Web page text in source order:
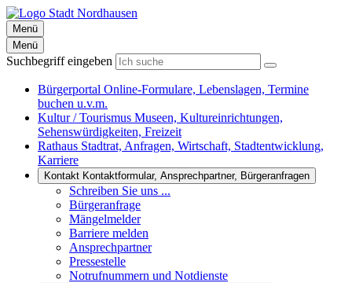
Menü
Menü
Suchbegriff eingeben
Bürgerportal Online-Formulare, Lebenslagen, Termine
buchen u.v.m.
Kultur / Tourismus Museen, Kultureinrichtungen,
Sehenswürdigkeiten, Freizeit
Rathaus Stadtrat, Anfragen, Wirtschaft, Stadtentwicklung,
Karriere
Kontakt Kontaktformular, Ansprechpartner, Bürgeranfragen
Schreiben Sie uns ...
Bürgeranfrage
Mängelmelder
Barriere melden
Ansprechpartner
Pressestelle
Notrufnummern und Notdienste